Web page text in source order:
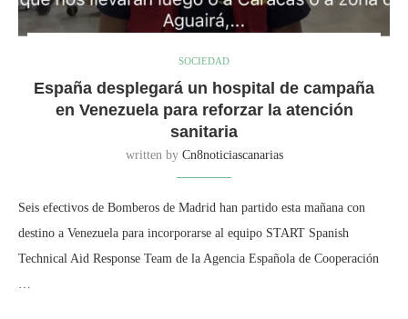
SOCIEDAD
España desplegará un hospital de campaña
en Venezuela para reforzar la atención
sanitaria
written by Cn8noticiascanarias
Seis efectivos de Bomberos de Madrid han partido esta mañana con
destino a Venezuela para incorporarse al equipo START Spanish
Technical Aid Response Team de la Agencia Española de Cooperación
…